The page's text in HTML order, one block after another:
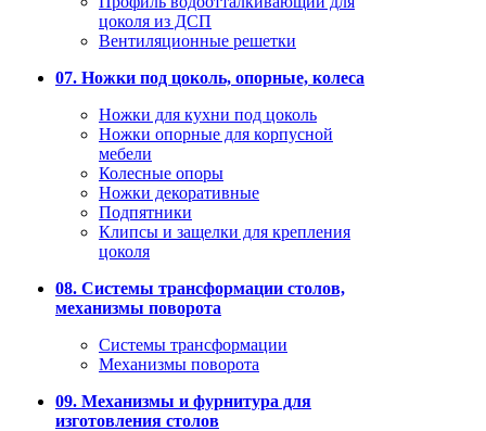
цоколя из ДСП
Вентиляционные решетки
07. Ножки под цоколь, опорные, колеса
Ножки для кухни под цоколь
Ножки опорные для корпусной
мебели
Колесные опоры
Ножки декоративные
Подпятники
Клипсы и защелки для крепления
цоколя
08. Системы трансформации столов,
механизмы поворота
Системы трансформации
Механизмы поворота
09. Механизмы и фурнитура для
изготовления столов